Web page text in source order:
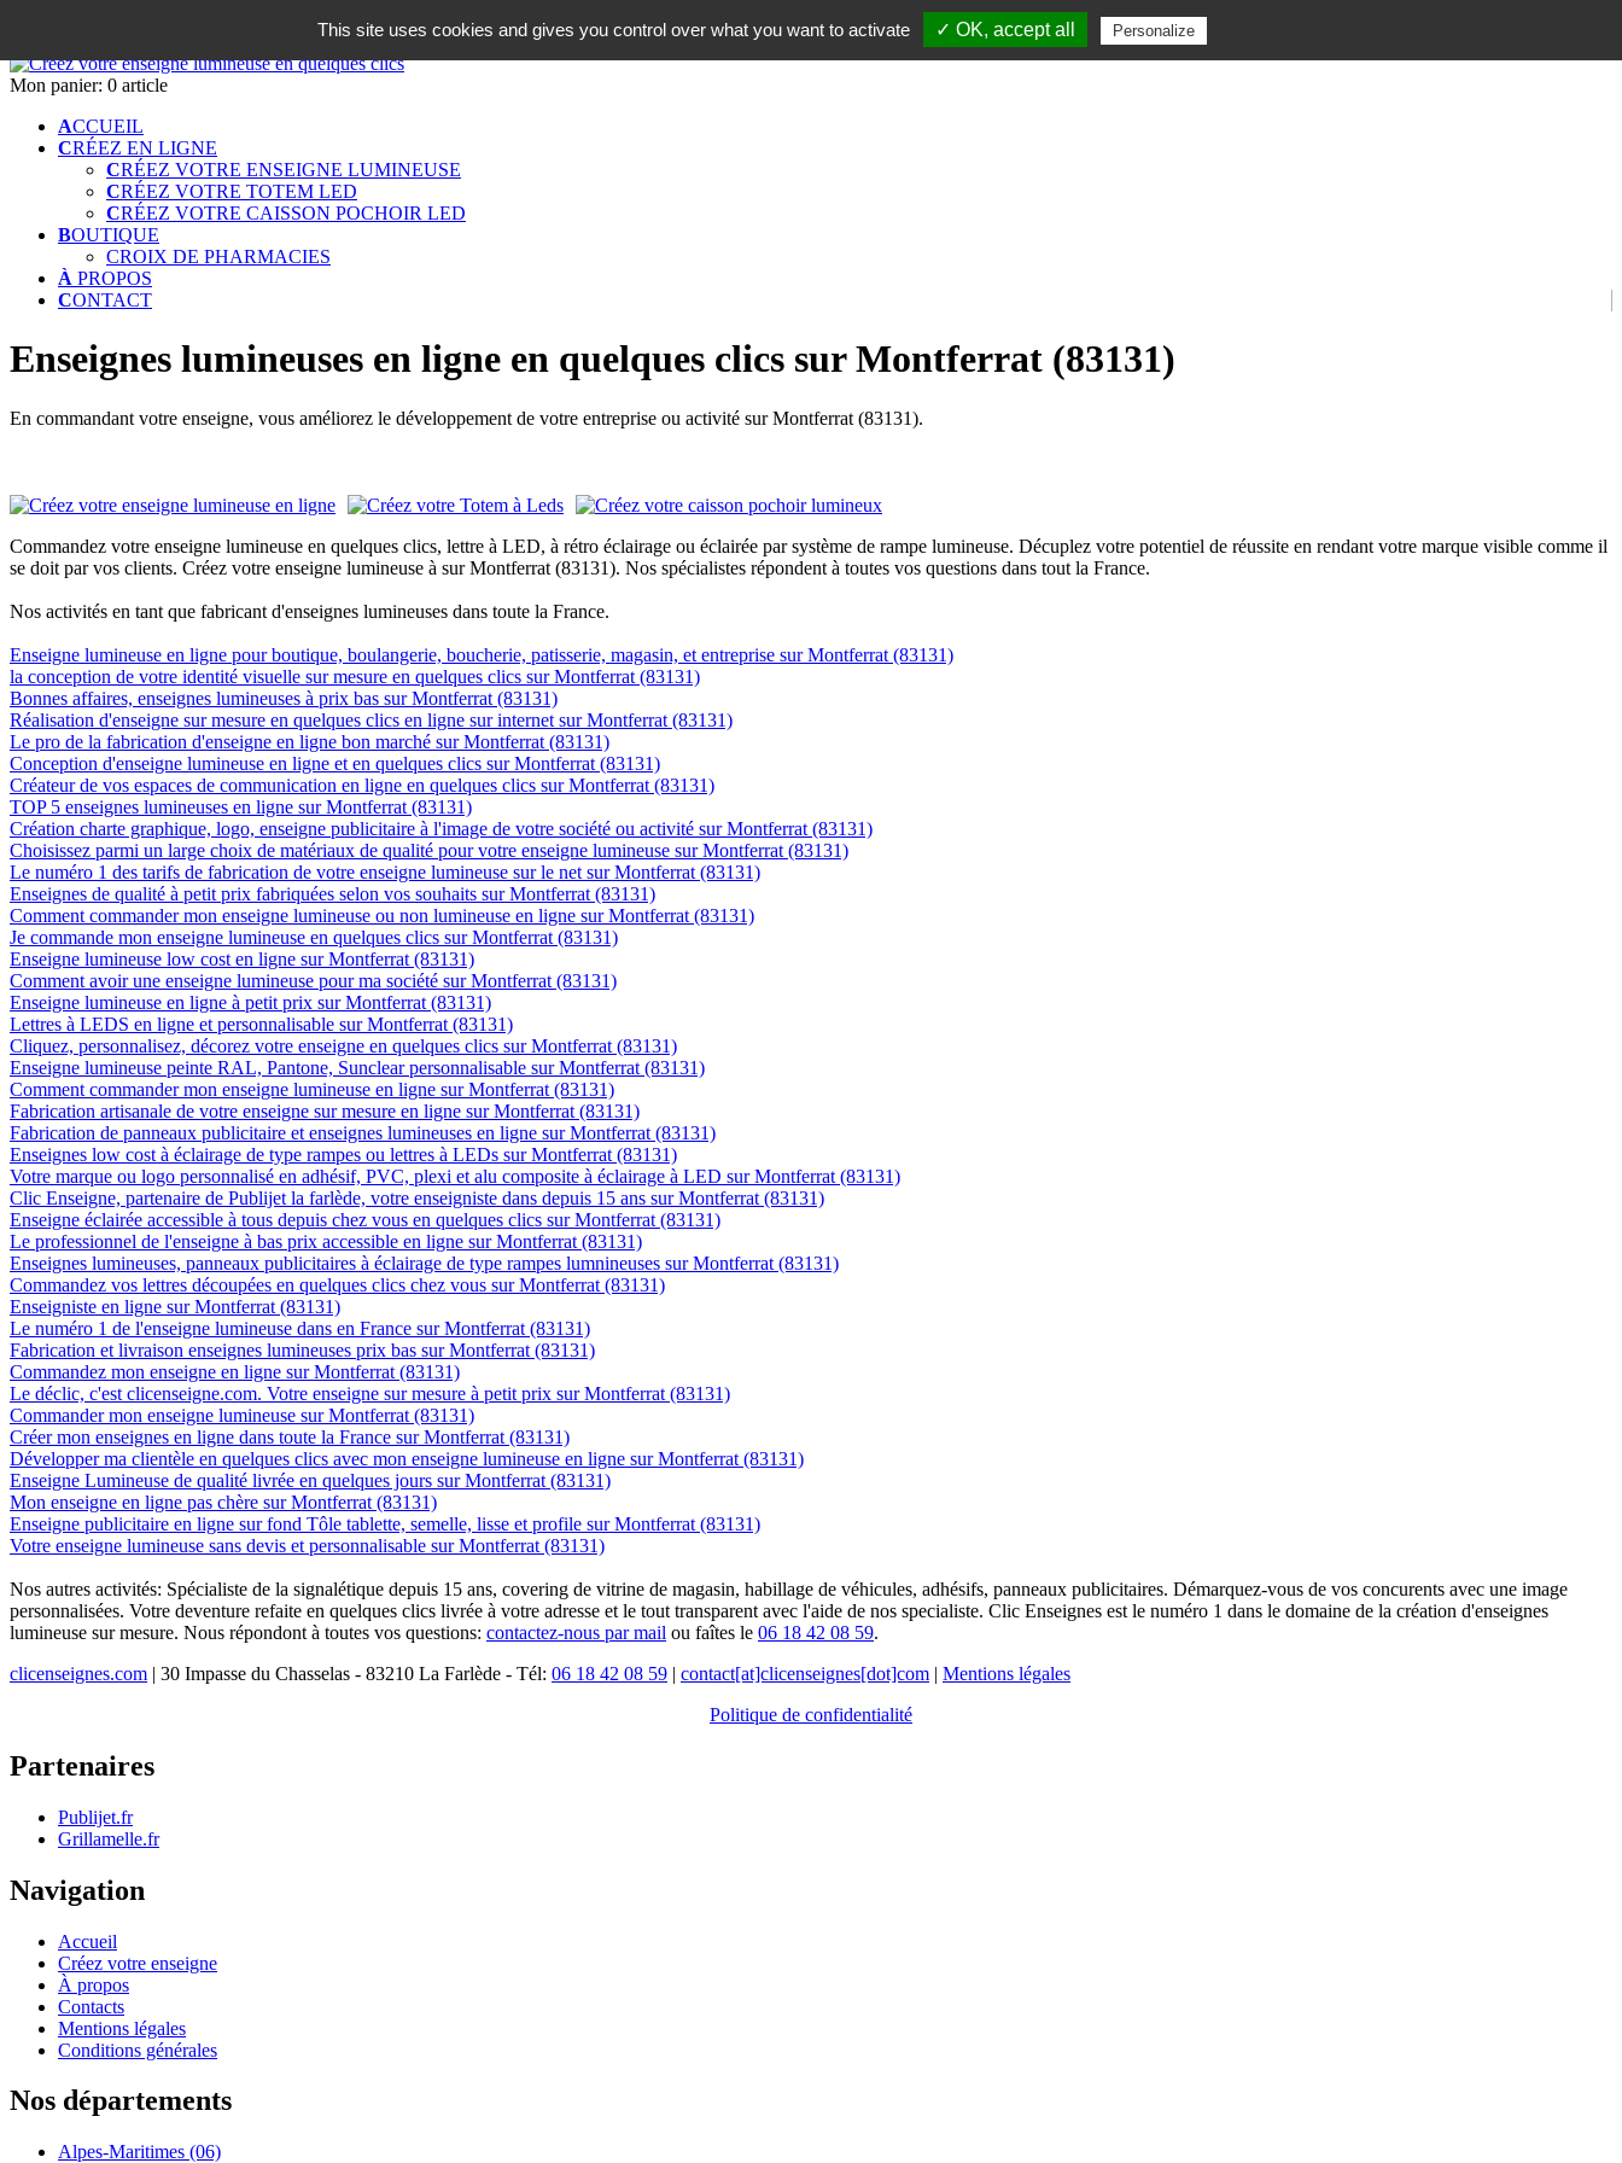
Mon panier: 0 article
ACCUEIL
CRÉEZ EN LIGNE
CRÉEZ VOTRE ENSEIGNE LUMINEUSE
CRÉEZ VOTRE TOTEM LED
CRÉEZ VOTRE CAISSON POCHOIR LED
BOUTIQUE
CROIX DE PHARMACIES
À PROPOS
CONTACT
Enseignes lumineuses en ligne en quelques clics sur Montferrat (83131)
En commandant votre enseigne, vous améliorez le développement de votre entreprise ou activité sur Montferrat (83131).
Commandez votre enseigne lumineuse en quelques clics, lettre à LED, à rétro éclairage ou éclairée par système de rampe lumineuse. Décuplez votre potentiel de réussite en rendant votre marque visible comme il
se doit par vos clients. Créez votre enseigne lumineuse à sur Montferrat (83131). Nos spécialistes répondent à toutes vos questions dans tout la France.
Nos activités en tant que fabricant d'enseignes lumineuses dans toute la France.
Enseigne lumineuse en ligne pour boutique, boulangerie, boucherie, patisserie, magasin, et entreprise sur Montferrat (83131)
la conception de votre identité visuelle sur mesure en quelques clics sur Montferrat (83131)
Bonnes affaires, enseignes lumineuses à prix bas sur Montferrat (83131)
Réalisation d'enseigne sur mesure en quelques clics en ligne sur internet sur Montferrat (83131)
Le pro de la fabrication d'enseigne en ligne bon marché sur Montferrat (83131)
Conception d'enseigne lumineuse en ligne et en quelques clics sur Montferrat (83131)
Créateur de vos espaces de communication en ligne en quelques clics sur Montferrat (83131)
TOP 5 enseignes lumineuses en ligne sur Montferrat (83131)
Création charte graphique, logo, enseigne publicitaire à l'image de votre société ou activité sur Montferrat (83131)
Choisissez parmi un large choix de matériaux de qualité pour votre enseigne lumineuse sur Montferrat (83131)
Le numéro 1 des tarifs de fabrication de votre enseigne lumineuse sur le net sur Montferrat (83131)
Enseignes de qualité à petit prix fabriquées selon vos souhaits sur Montferrat (83131)
Comment commander mon enseigne lumineuse ou non lumineuse en ligne sur Montferrat (83131)
Je commande mon enseigne lumineuse en quelques clics sur Montferrat (83131)
Enseigne lumineuse low cost en ligne sur Montferrat (83131)
Comment avoir une enseigne lumineuse pour ma société sur Montferrat (83131)
Enseigne lumineuse en ligne à petit prix sur Montferrat (83131)
Lettres à LEDS en ligne et personnalisable sur Montferrat (83131)
Cliquez, personnalisez, décorez votre enseigne en quelques clics sur Montferrat (83131)
Enseigne lumineuse peinte RAL, Pantone, Sunclear personnalisable sur Montferrat (83131)
Comment commander mon enseigne lumineuse en ligne sur Montferrat (83131)
Fabrication artisanale de votre enseigne sur mesure en ligne sur Montferrat (83131)
Fabrication de panneaux publicitaire et enseignes lumineuses en ligne sur Montferrat (83131)
Enseignes low cost à éclairage de type rampes ou lettres à LEDs sur Montferrat (83131)
Votre marque ou logo personnalisé en adhésif, PVC, plexi et alu composite à éclairage à LED sur Montferrat (83131)
Clic Enseigne, partenaire de Publijet la farlède, votre enseigniste dans depuis 15 ans sur Montferrat (83131)
Enseigne éclairée accessible à tous depuis chez vous en quelques clics sur Montferrat (83131)
Le professionnel de l'enseigne à bas prix accessible en ligne sur Montferrat (83131)
Enseignes lumineuses, panneaux publicitaires à éclairage de type rampes lumnineuses sur Montferrat (83131)
Commandez vos lettres découpées en quelques clics chez vous sur Montferrat (83131)
Enseigniste en ligne sur Montferrat (83131)
Le numéro 1 de l'enseigne lumineuse dans en France sur Montferrat (83131)
Fabrication et livraison enseignes lumineuses prix bas sur Montferrat (83131)
Commandez mon enseigne en ligne sur Montferrat (83131)
Le déclic, c'est clicenseigne.com. Votre enseigne sur mesure à petit prix sur Montferrat (83131)
Commander mon enseigne lumineuse sur Montferrat (83131)
Créer mon enseignes en ligne dans toute la France sur Montferrat (83131)
Développer ma clientèle en quelques clics avec mon enseigne lumineuse en ligne sur Montferrat (83131)
Enseigne Lumineuse de qualité livrée en quelques jours sur Montferrat (83131)
Mon enseigne en ligne pas chère sur Montferrat (83131)
Enseigne publicitaire en ligne sur fond Tôle tablette, semelle, lisse et profile sur Montferrat (83131)
Votre enseigne lumineuse sans devis et personnalisable sur Montferrat (83131)
Nos autres activités: Spécialiste de la signalétique depuis 15 ans, covering de vitrine de magasin, habillage de véhicules, adhésifs, panneaux publicitaires. Démarquez-vous de vos concurents avec une image
personnalisées. Votre deventure refaite en quelques clics livrée à votre adresse et le tout transparent avec l'aide de nos specialiste. Clic Enseignes est le numéro 1 dans le domaine de la création d'enseignes
lumineuse sur mesure. Nous répondont à toutes vos questions: contactez-nous par mail ou faîtes le 06 18 42 08 59.
clicenseignes.com | 30 Impasse du Chasselas - 83210 La Farlède - Tél: 06 18 42 08 59 | contact[at]clicenseignes[dot]com | Mentions légales
Politique de confidentialité
Partenaires
Publijet.fr
Grillamelle.fr
Navigation
Accueil
Créez votre enseigne
À propos
Contacts
Mentions légales
Conditions générales
Nos départements
Alpes-Maritimes (06)
This site uses cookies and gives you control over what you want to activate ✓ OK, accept all Personalize